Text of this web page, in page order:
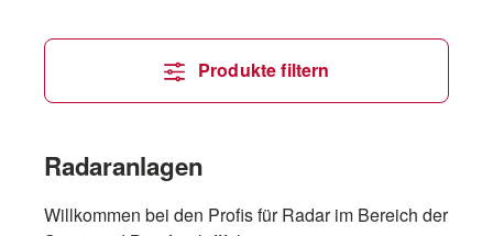
Produkte filtern
Radaranlagen
Willkommen bei den Profis für Radar im Bereich der